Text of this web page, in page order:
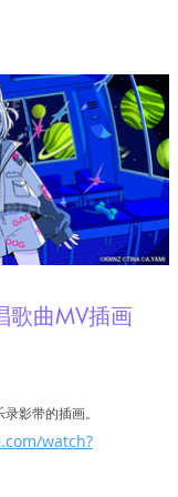
歌曲MV插画
影带的插画。
watch?